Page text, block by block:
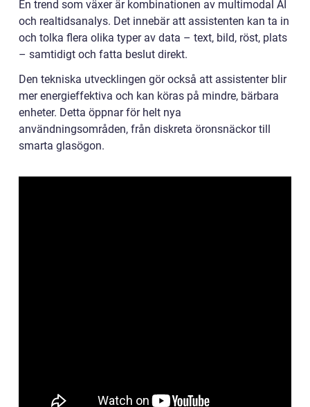
En trend som växer är kombinationen av multimodal AI
och realtidsanalys. Det innebär att assistenten kan ta in
och tolka flera olika typer av data – text, bild, röst, plats
– samtidigt och fatta beslut direkt.
Den tekniska utvecklingen gör också att assistenter blir
mer energieffektiva och kan köras på mindre, bärbara
enheter. Detta öppnar för helt nya
användningsområden, från diskreta öronsnäckor till
smarta glasögon.